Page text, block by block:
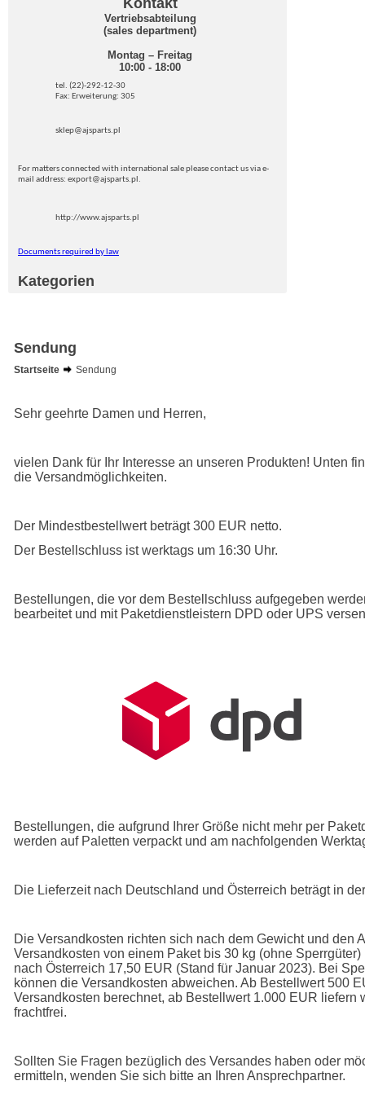
Kontakt
Vertriebsabteilung
(sales department)
Montag – Freitag
10:00 - 18:00
tel. (22)-292-12-30
Fax: Erweiterung: 305
sklep@ajsparts.pl
For matters connected with international sale please contact us via e-
mail address: export@ajsparts.pl.
http://www.ajsparts.pl
Documents required by law
Kategorien
Sendung
Startseite Sendung
Sehr geehrte Damen und Herren,
vielen Dank für Ihr Interesse an unseren Produkten! Unten
die Versandmöglichkeiten.
Der Mindestbestellwert beträgt 300 EUR netto.
Der Bestellschluss ist werktags um 16:30 Uhr.
Bestellungen, die vor dem Bestellschluss aufgegeben
bearbeitet und mit Paketdienstleistern DPD oder UPS
Bestellungen, die aufgrund Ihrer Größe nicht mehr per
werden auf Paletten verpackt und am nachfolgenden
Die Lieferzeit nach Deutschland und Österreich beträgt in
Die Versandkosten richten sich nach dem Gewicht und den
Versandkosten von einem Paket bis 30 kg (ohne
nach Österreich 17,50 EUR (Stand für Januar 2023). Bei
können die Versandkosten abweichen. Ab Bestellwert 500
Versandkosten berechnet, ab Bestellwert 1.000 EUR liefern
frachtfrei.
Sollten Sie Fragen bezüglich des Versandes haben oder
ermitteln, wenden Sie sich bitte an Ihren Ansprechpartner.